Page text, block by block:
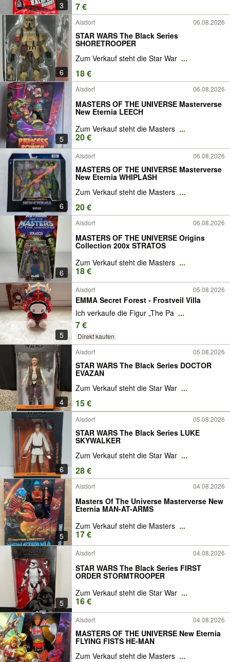
3 7 €
6
Alsdorf 06.08.2026
STAR WARS The Black Series
SHORETROOPER
Zum Verkauf steht die Star War ...
18 €
5
Alsdorf 06.08.2026
MASTERS OF THE UNIVERSE Masterverse
New Eternia LEECH
Zum Verkauf steht die Masters ...
20 €
6
Alsdorf 06.08.2026
MASTERS OF THE UNIVERSE Masterverse
New Eternia WHIPLASH
Zum Verkauf steht die Masters ...
20 €
6
Alsdorf 06.08.2026
MASTERS OF THE UNIVERSE Origins
Collection 200x STRATOS
Zum Verkauf steht die Masters ...
18 €
5
Alsdorf 05.08.2026
EMMA Secret Forest - Frostveil Villa
Ich verkaufe die Figur „The Pa ...
7 €
Direkt kaufen
4
Alsdorf 05.08.2026
STAR WARS The Black Series DOCTOR
EVAZAN
Zum Verkauf steht die Star War ...
15 €
6
Alsdorf 05.08.2026
STAR WARS The Black Series LUKE
SKYWALKER
Zum Verkauf steht die Star War ...
28 €
5
Alsdorf 04.08.2026
Masters Of The Universe Masterverse New
Eternia MAN-AT-ARMS
Zum Verkauf steht die Masters ...
17 €
5
Alsdorf 04.08.2026
STAR WARS The Black Series FIRST
ORDER STORMTROOPER
Zum Verkauf steht die Star War ...
16 €
Alsdorf 04.08.2026
MASTERS OF THE UNIVERSE New Eternia
FLYING FISTS HE-MAN
Zum Verkauf steht die Masters ...